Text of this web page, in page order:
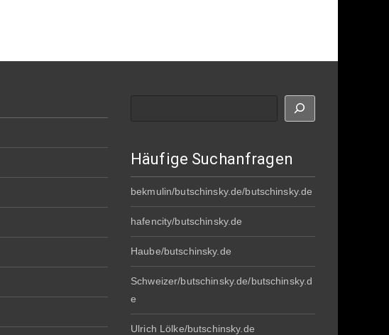
Häufige Suchanfragen
bekmulin/butschinsky.de/butschinsky.de
hafencity/butschinsky.de
Haube/butschinsky.de
Schweizer/butschinsky.de/butschinsky.d
e
Ulrich Lölke/butschinsky.de